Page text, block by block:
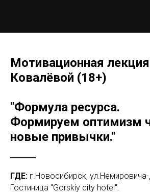
Мотивационная
Ковалёвой (18+)
"Формула ресурса.
Формируем оптимизм
новые привычки."
ГДЕ: г.Новосибирск,
Гостиница "Gorskiy city hotel".